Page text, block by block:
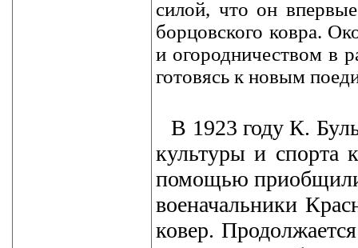
силой, что он
борцовского ковра.
и огородничеством в
готовясь к новым
В 1923 году К.
культуры и спорта
помощью
военачальники
ковер.